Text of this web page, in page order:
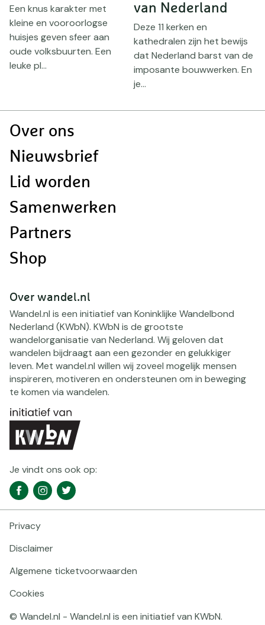
Een knus karakter met
kleine en vooroorlogse
huisjes geven sfeer aan
oude volksbuurten. Een
leuke pl...
van Nederland
Deze 11 kerken en
kathedralen zijn het bewijs
dat Nederland barst van de
imposante bouwwerken. En
je...
Doormat
Over ons
Nieuwsbrief
Lid worden
Samenwerken
Partners
Shop
Over wandel.nl
Wandel.nl is een initiatief van Koninklijke Wandelbond
Nederland (KWbN). KWbN is de grootste
wandelorganisatie van Nederland. Wij geloven dat
wandelen bijdraagt aan een gezonder en gelukkiger
leven. Met wandel.nl willen wij zoveel mogelijk mensen
inspireren, motiveren en ondersteunen om in beweging
te komen via wandelen.
Je vindt ons ook op:
Social
media
navigatie
FacebookInstagramTwitter
© Wandel.nl - Wandel.nl is een initiatief van KWbN.
Footer
Privacy
Disclaimer
Algemene ticketvoorwaarden
Cookies